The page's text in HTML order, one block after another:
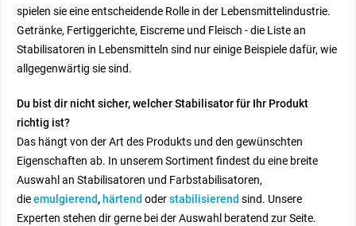
spielen sie eine entscheidende Rolle in der Lebensmittelindustrie.
Getränke, Fertiggerichte, Eiscreme und Fleisch - die Liste an
Stabilisatoren in Lebensmitteln sind nur einige Beispiele dafür, wie
allgegenwärtig sie sind.
Du bist dir nicht sicher, welcher Stabilisator für Ihr Produkt
richtig ist?
Das hängt von der Art des Produkts und den gewünschten
Eigenschaften ab. In unserem Sortiment findest du eine breite
Auswahl an Stabilisatoren und Farbstabilisatoren,
dieemulgierend, härtend oderstabilisierend sind. Unsere
Experten stehen dir gerne bei der Auswahl beratend zur Seite.